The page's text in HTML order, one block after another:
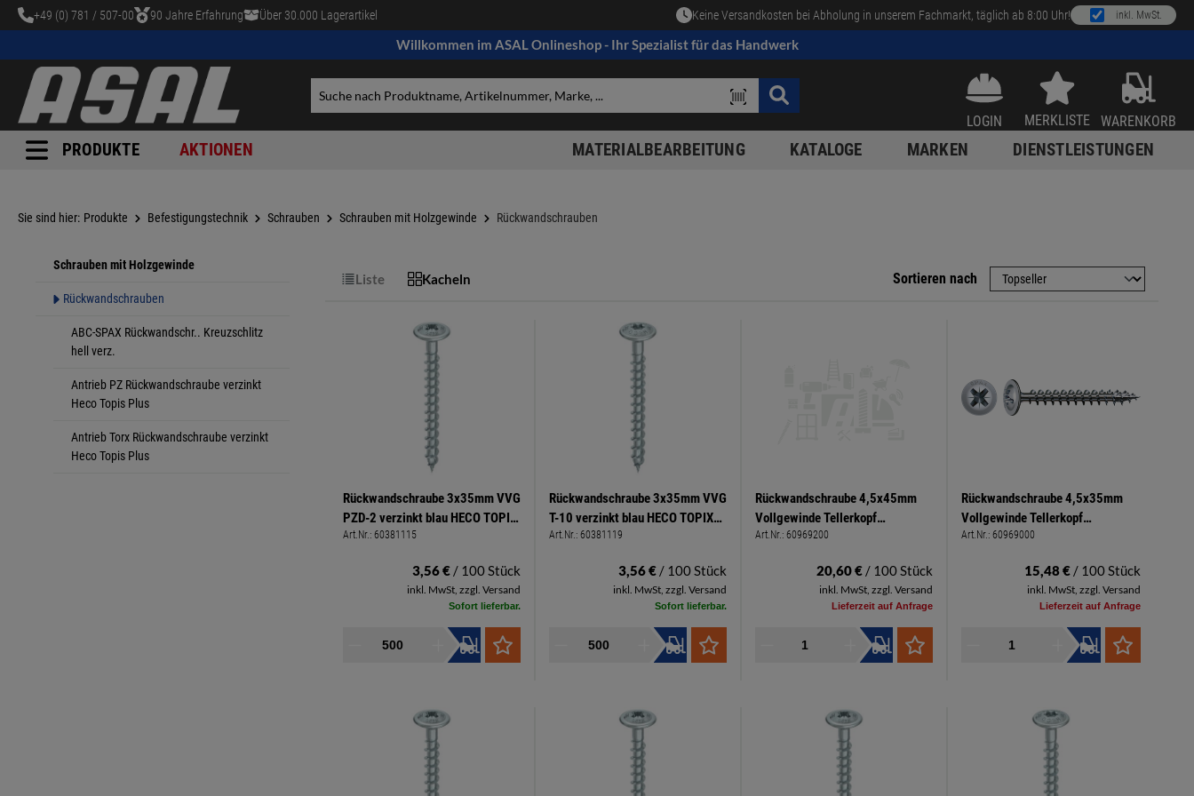
springen
+49 (0) 781 / 507-00 90 Jahre Erfahrung Über 30.000 Lagerartikel Keine Versandkosten bei Abholung in unserem Fachmarkt, täglich ab 8:00 Uhr! inkl. MwSt.
Willkommen im ASAL Onlineshop - Ihr Spezialist für das Handwerk
LOGIN MERKLISTE WARENKORB
PRODUKTE AKTIONEN MATERIALBEARBEITUNG KATALOGE MARKEN DIENSTLEISTUNGEN
Sie sind hier: Produkte Befestigungstechnik Schrauben Schrauben mit Holzgewinde Rückwandschrauben
Schrauben mit Holzgewinde
Rückwandschrauben
ABC-SPAX Rückwandschr.. Kreuzschlitz
hell verz.
Antrieb PZ Rückwandschraube verzinkt
Heco Topis Plus
Antrieb Torx Rückwandschraube verzinkt
Heco Topis Plus
Liste Kacheln Sortieren nach
Rückwandschraube 3x35mm VVG
PZD-2 verzinkt blau HECO TOPIX
plus
Art.Nr.: 60381115
3,56 € / 100 Stück
inkl. MwSt, zzgl. Versand
Sofort lieferbar.
Rückwandschraube 3x35mm VVG
T-10 verzinkt blau HECO TOPIX
plus
Art.Nr.: 60381119
3,56 € / 100 Stück
inkl. MwSt, zzgl. Versand
Sofort lieferbar.
Rückwandschraube 4,5x45mm
Vollgewinde Tellerkopf
Kreuzschlitz PZ 2 hell verzinkt
Art.Nr.: 60969200
20,60 € / 100 Stück
inkl. MwSt, zzgl. Versand
Lieferzeit auf Anfrage
Rückwandschraube 4,5x35mm
Vollgewinde Tellerkopf
Kreuzschlitz PZ 2 hell verzinkt
Art.Nr.: 60969000
15,48 € / 100 Stück
inkl. MwSt, zzgl. Versand
Lieferzeit auf Anfrage